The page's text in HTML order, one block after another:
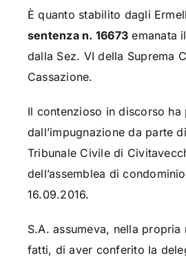
È quanto stabilito dagli
sentenza n. 16673 emanata
dalla Sez. VI della Suprema
Cassazione.
Il contenzioso in discorso ha
dall’impugnazione da parte
Tribunale Civile di
dell’assemblea di
16.09.2016.
S.A. assumeva, nella
fatti, di aver conferito la